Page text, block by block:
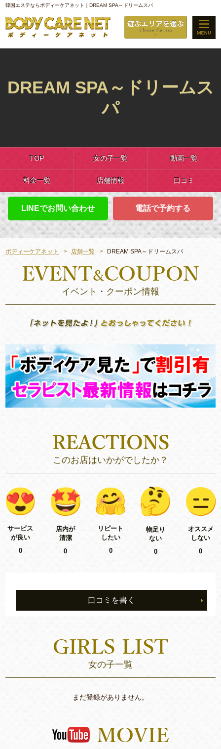
韓国エステならボディーケアネット｜DREAM SPA～ドリームスパ
DREAM SPA～ドリームス
パ
TOP 女の子一覧 動画一覧
料金一覧 店舗情報 口コミ
LINEでお問い合わせ 電話で予約する
ボディーケアネット 店舗一覧 DREAM SPA～ドリームスパ
イベント・クーポン情報
このお店はいかがでしたか？
サービス
が良い
0
店内が
清潔
0
リピート
したい
0
物足り
ない
0
オススメ
しない
0
口コミを書く
女の子一覧
まだ登録がありません。